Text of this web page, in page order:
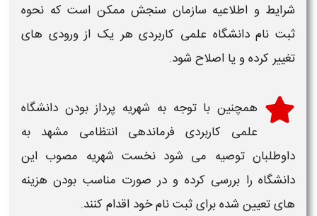
شرایط و اطلاعیه سازمان سنجش ممکن است که نحوه
ثبت نام دانشگاه علمی کاربردی هر یک از ورودی های
تغییر کرده و یا اصلاح شود.
همچنین با توجه به شهریه پرداز بودن دانشگاه
علمی کاربردی فرماندهی انتظامی مشهد به
داوطلبان توصیه می شود نخست شهریه مصوب این
دانشگاه را بررسی کرده و در صورت مناسب بودن هزینه
های تعیین شده برایثبت نامخود اقدام کنند.